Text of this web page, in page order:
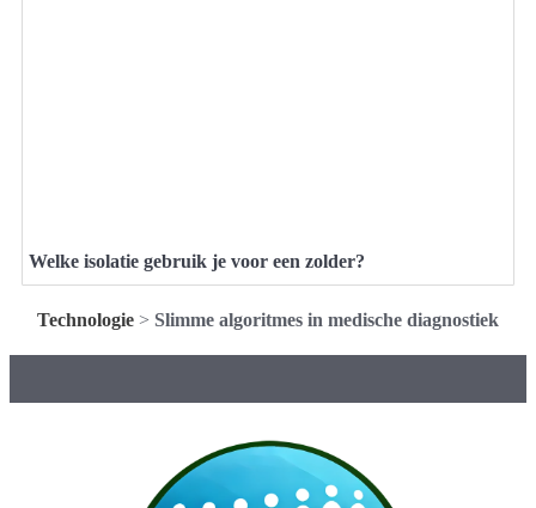
Welke isolatie gebruik je voor een zolder?
Technologie > Slimme algoritmes in medische diagnostiek